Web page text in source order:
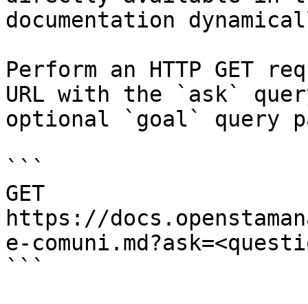
documentation
Perform an HTTP GET
URL with the `ask`
optional `goal` query
```
GET
https://
e-
```